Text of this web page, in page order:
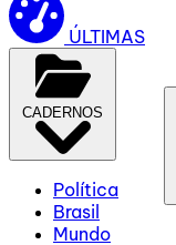
ÚLTIMAS
CADERNOS
Política
Brasil
Mundo